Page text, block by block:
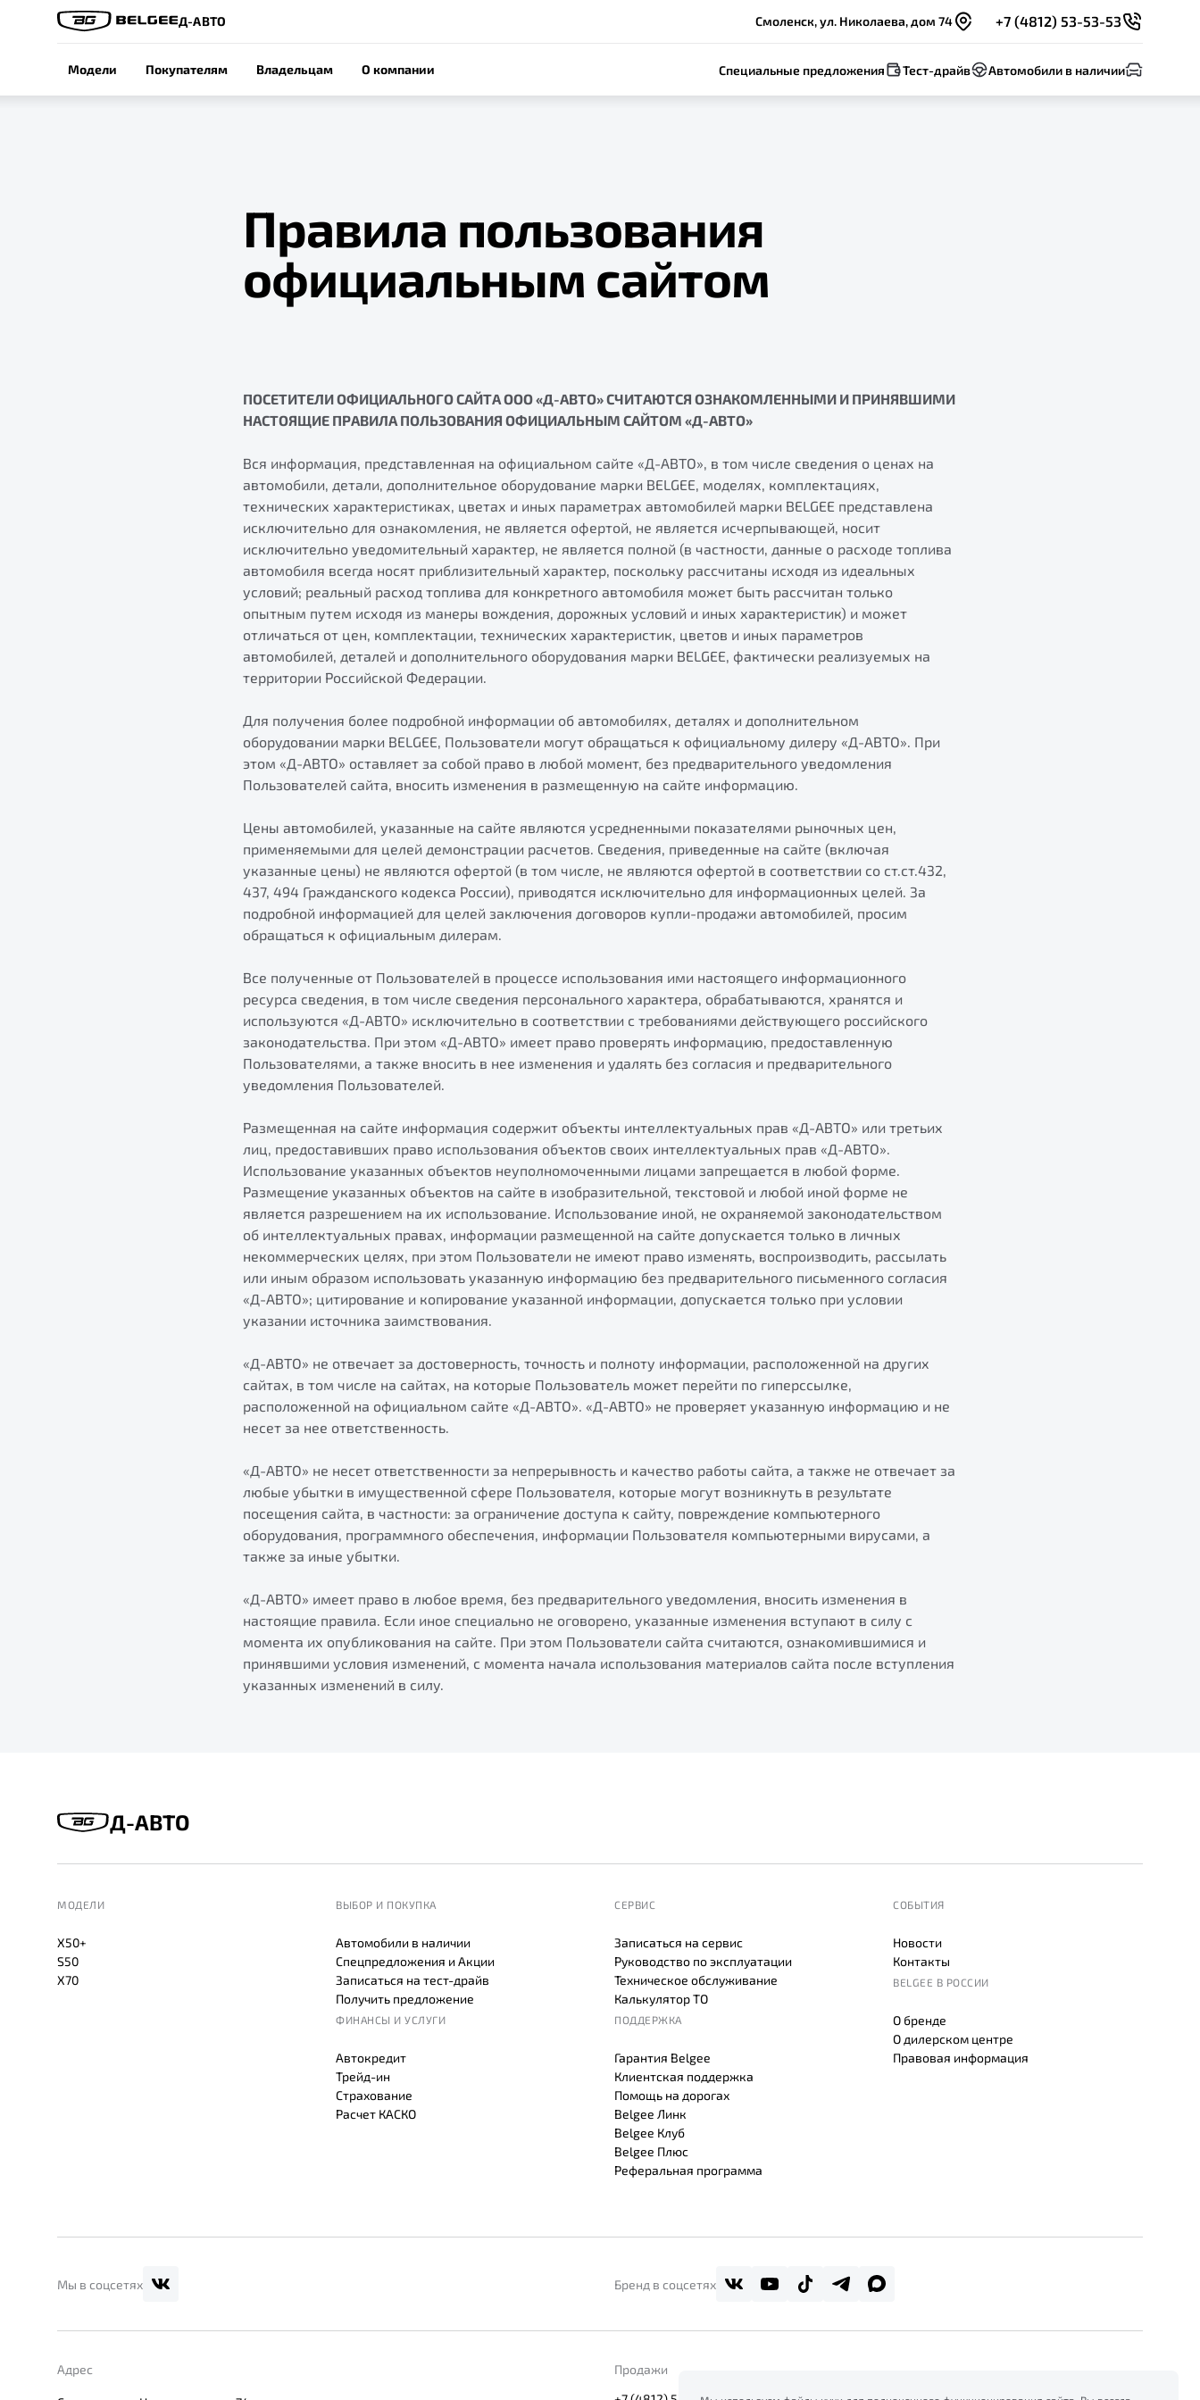
Д-АВТО Смоленск, ул. Николаева, дом 74 +7 (4812) 53-53-53
Модели Покупателям Владельцам О компании Специальные предложения Тест-драйв Автомобили в наличии
Правила пользования
официальным сайтом
ПОСЕТИТЕЛИ ОФИЦИАЛЬНОГО САЙТА ООО «Д-АВТО» СЧИТАЮТСЯ ОЗНАКОМЛЕННЫМИ И ПРИНЯВШИМИ
НАСТОЯЩИЕ ПРАВИЛА ПОЛЬЗОВАНИЯ ОФИЦИАЛЬНЫМ САЙТОМ «Д-АВТО»
Вся информация, представленная на официальном сайте «Д-АВТО», в том числе сведения о ценах на
автомобили, детали, дополнительное оборудование марки BELGEE, моделях, комплектациях,
технических характеристиках, цветах и иных параметрах автомобилей марки BELGEE представлена
исключительно для ознакомления, не является офертой, не является исчерпывающей, носит
исключительно уведомительный характер, не является полной (в частности, данные о расходе топлива
автомобиля всегда носят приблизительный характер, поскольку рассчитаны исходя из идеальных
условий; реальный расход топлива для конкретного автомобиля может быть рассчитан только
опытным путем исходя из манеры вождения, дорожных условий и иных характеристик) и может
отличаться от цен, комплектации, технических характеристик, цветов и иных параметров
автомобилей, деталей и дополнительного оборудования марки BELGEE, фактически реализуемых на
территории Российской Федерации.
Для получения более подробной информации об автомобилях, деталях и дополнительном
оборудовании марки BELGEE, Пользователи могут обращаться к официальному дилеру «Д-АВТО». При
этом «Д-АВТО» оставляет за собой право в любой момент, без предварительного уведомления
Пользователей сайта, вносить изменения в размещенную на сайте информацию.
Цены автомобилей, указанные на сайте являются усредненными показателями рыночных цен,
применяемыми для целей демонстрации расчетов. Сведения, приведенные на сайте (включая
указанные цены) не являются офертой (в том числе, не являются офертой в соответствии со ст.ст.432,
437, 494 Гражданского кодекса России), приводятся исключительно для информационных целей. За
подробной информацией для целей заключения договоров купли-продажи автомобилей, просим
обращаться к официальным дилерам.
Все полученные от Пользователей в процессе использования ими настоящего информационного
ресурса сведения, в том числе сведения персонального характера, обрабатываются, хранятся и
используются «Д-АВТО» исключительно в соответствии с требованиями действующего российского
законодательства. При этом «Д-АВТО» имеет право проверять информацию, предоставленную
Пользователями, а также вносить в нее изменения и удалять без согласия и предварительного
уведомления Пользователей.
Размещенная на сайте информация содержит объекты интеллектуальных прав «Д-АВТО» или третьих
лиц, предоставивших право использования объектов своих интеллектуальных прав «Д-АВТО».
Использование указанных объектов неуполномоченными лицами запрещается в любой форме.
Размещение указанных объектов на сайте в изобразительной, текстовой и любой иной форме не
является разрешением на их использование. Использование иной, не охраняемой законодательством
об интеллектуальных правах, информации размещенной на сайте допускается только в личных
некоммерческих целях, при этом Пользователи не имеют право изменять, воспроизводить, рассылать
или иным образом использовать указанную информацию без предварительного письменного согласия
«Д-АВТО»; цитирование и копирование указанной информации, допускается только при условии
указании источника заимствования.
«Д-АВТО» не отвечает за достоверность, точность и полноту информации, расположенной на других
сайтах, в том числе на сайтах, на которые Пользователь может перейти по гиперссылке,
расположенной на официальном сайте «Д-АВТО». «Д-АВТО» не проверяет указанную информацию и не
несет за нее ответственность.
«Д-АВТО» не несет ответственности за непрерывность и качество работы сайта, а также не отвечает за
любые убытки в имущественной сфере Пользователя, которые могут возникнуть в результате
посещения сайта, в частности: за ограничение доступа к сайту, повреждение компьютерного
оборудования, программного обеспечения, информации Пользователя компьютерными вирусами, а
также за иные убытки.
«Д-АВТО» имеет право в любое время, без предварительного уведомления, вносить изменения в
настоящие правила. Если иное специально не оговорено, указанные изменения вступают в силу с
момента их опубликования на сайте. При этом Пользователи сайта считаются, ознакомившимися и
принявшими условия изменений, с момента начала использования материалов сайта после вступления
указанных изменений в силу.
Д-АВТО
МОДЕЛИ
X50+
S50
X70
ВЫБОР И ПОКУПКА
Автомобили в наличии
Спецпредложения и Акции
Записаться на тест-драйв
Получить предложение
ФИНАНСЫ И УСЛУГИ
Автокредит
Трейд-ин
Страхование
Расчет КАСКО
СЕРВИС
Записаться на сервис
Руководство по эксплуатации
Техническое обслуживание
Калькулятор ТО
ПОДДЕРЖКА
Гарантия Belgee
Клиентская поддержка
Помощь на дорогах
Belgee Линк
Belgee Клуб
Belgee Плюс
Реферальная программа
СОБЫТИЯ
Новости
Контакты
BELGEE В РОССИИ
О бренде
О дилерском центре
Правовая информация
Мы в соцсетях Бренд в соцсетях
Адрес
Продажи